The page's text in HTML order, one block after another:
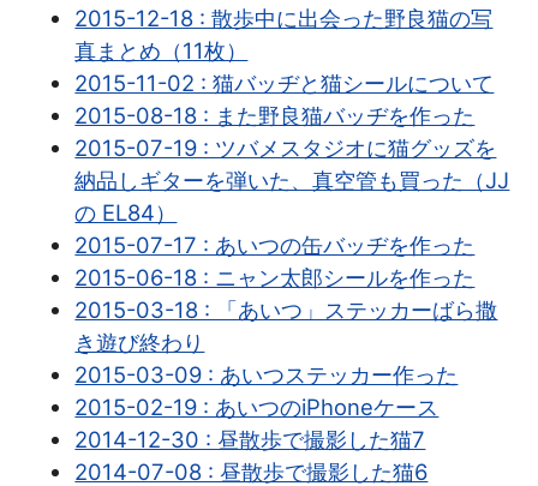
2015-12-18 : 散歩中に出会った野良猫の写
真まとめ（11枚）
2015-11-02 : 猫バッヂと猫シールについて
2015-08-18 : また野良猫バッヂを作った
2015-07-19 : ツバメスタジオに猫グッズを
納品しギターを弾いた、真空管も買った（JJ
の EL84）
2015-07-17 : あいつの缶バッヂを作った
2015-06-18 : ニャン太郎シールを作った
2015-03-18 : 「あいつ」ステッカーばら撒
き遊び終わり
2015-03-09 : あいつステッカー作った
2015-02-19 : あいつのiPhoneケース
2014-12-30 : 昼散歩で撮影した猫7
2014-07-08 : 昼散歩で撮影した猫6